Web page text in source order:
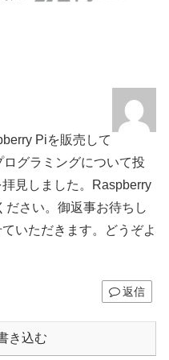
Piを販売して
グラミングについて投
見しました。Raspberry
ださい。御返事お待ちし
いただきます。どうぞよ
返信
き込む